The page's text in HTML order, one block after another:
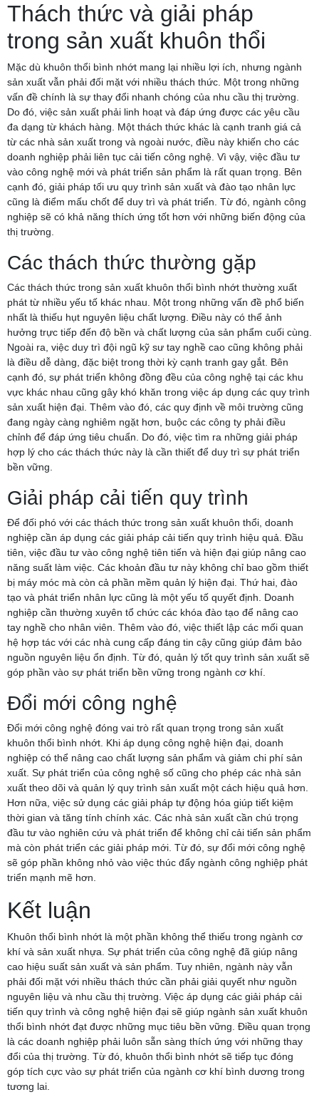
Thách thức và giải pháp
trong sản xuất khuôn thổi
Mặc dù khuôn thổi bình nhớt mang lại nhiều lợi ích, nhưng ngành
sản xuất vẫn phải đối mặt với nhiều thách thức. Một trong những
vấn đề chính là sự thay đổi nhanh chóng của nhu cầu thị trường.
Do đó, việc sản xuất phải linh hoạt và đáp ứng được các yêu cầu
đa dạng từ khách hàng. Một thách thức khác là cạnh tranh giá cả
từ các nhà sản xuất trong và ngoài nước, điều này khiến cho các
doanh nghiệp phải liên tục cải tiến công nghệ. Vì vậy, việc đầu tư
vào công nghệ mới và phát triển sản phẩm là rất quan trọng. Bên
cạnh đó, giải pháp tối ưu quy trình sản xuất và đào tạo nhân lực
cũng là điểm mấu chốt để duy trì và phát triển. Từ đó, ngành công
nghiệp sẽ có khả năng thích ứng tốt hơn với những biến động của
thị trường.
Các thách thức thường gặp
Các thách thức trong sản xuất khuôn thổi bình nhớt thường xuất
phát từ nhiều yếu tố khác nhau. Một trong những vấn đề phổ biến
nhất là thiếu hụt nguyên liệu chất lượng. Điều này có thể ảnh
hưởng trực tiếp đến độ bền và chất lượng của sản phẩm cuối cùng.
Ngoài ra, việc duy trì đội ngũ kỹ sư tay nghề cao cũng không phải
là điều dễ dàng, đặc biệt trong thời kỳ cạnh tranh gay gắt. Bên
cạnh đó, sự phát triển không đồng đều của công nghệ tại các khu
vực khác nhau cũng gây khó khăn trong việc áp dụng các quy trình
sản xuất hiện đại. Thêm vào đó, các quy định về môi trường cũng
đang ngày càng nghiêm ngặt hơn, buộc các công ty phải điều
chỉnh để đáp ứng tiêu chuẩn. Do đó, việc tìm ra những giải pháp
hợp lý cho các thách thức này là cần thiết để duy trì sự phát triển
bền vững.
Giải pháp cải tiến quy trình
Để đối phó với các thách thức trong sản xuất khuôn thổi, doanh
nghiệp cần áp dụng các giải pháp cải tiến quy trình hiệu quả. Đầu
tiên, việc đầu tư vào công nghệ tiên tiến và hiện đại giúp nâng cao
năng suất làm việc. Các khoản đầu tư này không chỉ bao gồm thiết
bị máy móc mà còn cả phần mềm quản lý hiện đại. Thứ hai, đào
tạo và phát triển nhân lực cũng là một yếu tố quyết định. Doanh
nghiệp cần thường xuyên tổ chức các khóa đào tạo để nâng cao
tay nghề cho nhân viên. Thêm vào đó, việc thiết lập các mối quan
hệ hợp tác với các nhà cung cấp đáng tin cậy cũng giúp đảm bảo
nguồn nguyên liệu ổn định. Từ đó, quản lý tốt quy trình sản xuất sẽ
góp phần vào sự phát triển bền vững trong ngành cơ khí.
Đổi mới công nghệ
Đổi mới công nghệ đóng vai trò rất quan trọng trong sản xuất
khuôn thổi bình nhớt. Khi áp dụng công nghệ hiện đại, doanh
nghiệp có thể nâng cao chất lượng sản phẩm và giảm chi phí sản
xuất. Sự phát triển của công nghệ số cũng cho phép các nhà sản
xuất theo dõi và quản lý quy trình sản xuất một cách hiệu quả hơn.
Hơn nữa, việc sử dụng các giải pháp tự động hóa giúp tiết kiệm
thời gian và tăng tính chính xác. Các nhà sản xuất cần chú trọng
đầu tư vào nghiên cứu và phát triển để không chỉ cải tiến sản phẩm
mà còn phát triển các giải pháp mới. Từ đó, sự đổi mới công nghệ
sẽ góp phần không nhỏ vào việc thúc đẩy ngành công nghiệp phát
triển mạnh mẽ hơn.
Kết luận
Khuôn thổi bình nhớt là một phần không thể thiếu trong ngành cơ
khí và sản xuất nhựa. Sự phát triển của công nghệ đã giúp nâng
cao hiệu suất sản xuất và sản phẩm. Tuy nhiên, ngành này vẫn
phải đối mặt với nhiều thách thức cần phải giải quyết như nguồn
nguyên liệu và nhu cầu thị trường. Việc áp dụng các giải pháp cải
tiến quy trình và công nghệ hiện đại sẽ giúp ngành sản xuất khuôn
thổi bình nhớt đạt được những mục tiêu bền vững. Điều quan trọng
là các doanh nghiệp phải luôn sẵn sàng thích ứng với những thay
đổi của thị trường. Từ đó, khuôn thổi bình nhớt sẽ tiếp tục đóng
góp tích cực vào sự phát triển của ngành cơ khí bình dương trong
tương lai.